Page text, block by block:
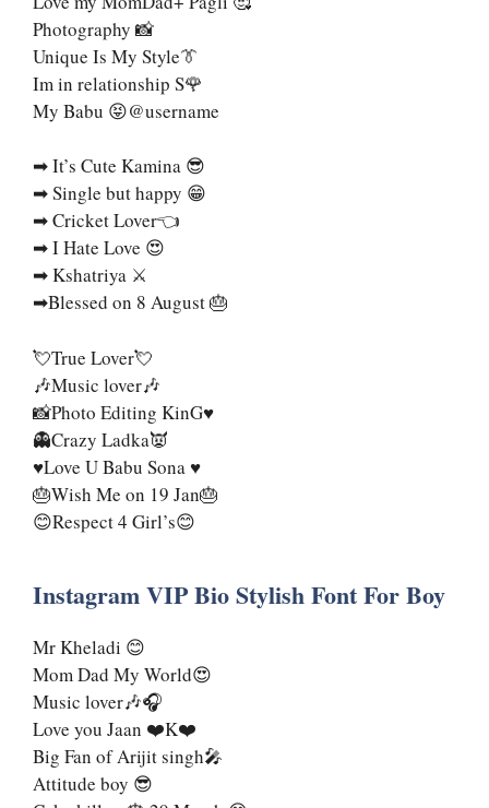
Photography 📸
Unique Is My Style👔
Im in relationship S🌹
My Babu 😝@username
➡ It’s Cute Kamina 😎
➡ Single but happy 😁
➡ Cricket Lover👈
➡ I Hate Love 😍
➡ Kshatriya ⚔️
➡Blessed on 8 August 🎂
💘True Lover💘
🎶Music lover🎶
📸Photo Editing KinG♥️
👻Crazy Ladka👿
♥️Love U Babu Sona ♥️
🎂Wish Me on 19 Jan🎂
😊Respect 4 Girl’s😊
Instagram VIP Bio Stylish Font For Boy
Mr Kheladi 😊
Mom Dad My World😍
Music lover🎶🎧
Love you Jaan ❤️K❤️
Big Fan of Arijit singh🎤
Attitude boy 😎